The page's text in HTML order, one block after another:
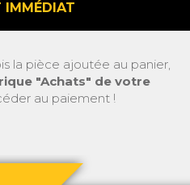
IMMÉDIAT
la pièce ajoutée au panier,
"Achats" de votre
au paiement !